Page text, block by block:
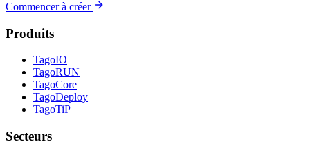
Commencer à créer
Produits
TagoIO
TagoRUN
TagoCore
TagoDeploy
TagoTiP
Secteurs